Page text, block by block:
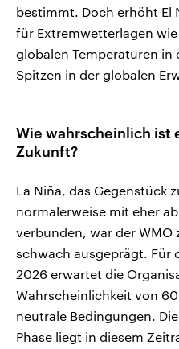
bestimmt. Doch erhöht El
für Extremwetterlagen
globalen Temperaturen
Spitzen in der globalen
Wie wahrscheinlich ist
Zukunft?
La Niña, das Gegenstück
normalerweise mit eher
verbunden, war der WMO
schwach ausgeprägt. Für
2026 erwartet die
Wahrscheinlichkeit von
neutrale Bedingungen.
Phase liegt in diesem